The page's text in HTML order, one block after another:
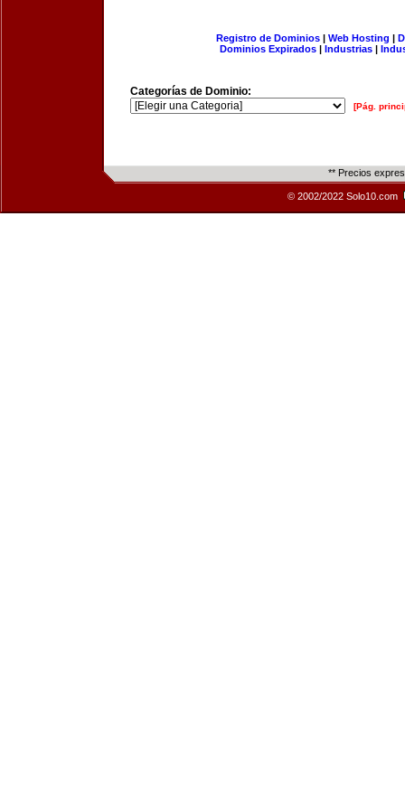
Registro de Dominios| Web Hosting |
Dominios Expirados | Industrias |
Categorías de Dominio:
[Pág.
** Precios
© 2002/2022 Solo10.com